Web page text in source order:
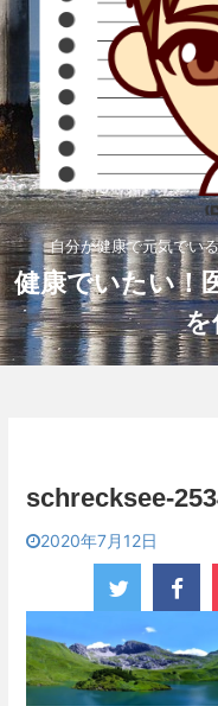
自分が健康で元気でい
健康でいたい！
を
schrecksee-
2020年7月12日